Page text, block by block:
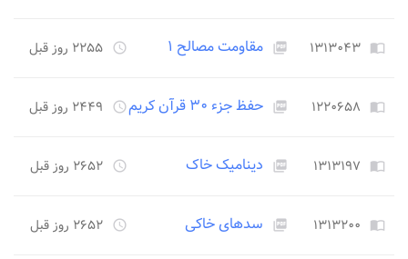
import_contacts ۱۳۱۳۰۴۳ picture_as_pdf مقاومت مصالح ۱ access_time ۲۲۵۵ روز قبل
import_contacts ۱۲۲۰۶۵۸ picture_as_pdf حفظ جزء ۳۰ قرآن کریم access_time ۲۴۴۹ روز قبل
import_contacts ۱۳۱۳۱۹۷ picture_as_pdf دینامیک خاک access_time ۲۶۵۲ روز قبل
import_contacts ۱۳۱۳۲۰۰ picture_as_pdf سدهای خاکی access_time ۲۶۵۲ روز قبل